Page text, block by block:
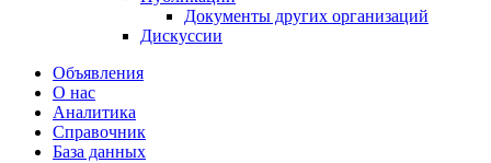
Документы других организаций
Дискуссии
Объявления
О нас
Аналитика
Справочник
База данных